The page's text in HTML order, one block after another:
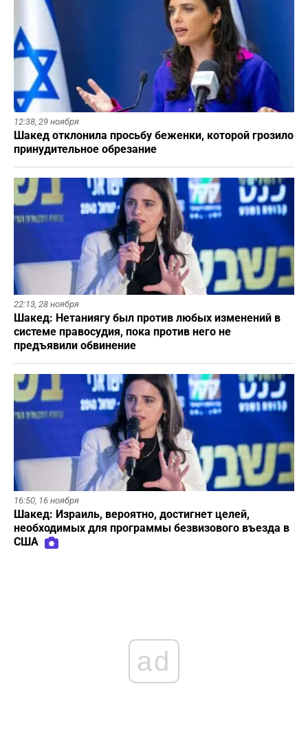
12:38, 29 ноября
Шакед отклонила просьбу беженки, которой грозило
принудительное обрезание
22:13, 28 ноября
Шакед: Нетаниягу был против любых изменений в
системе правосудия, пока против него не
предъявили обвинение
16:50, 16 ноября
Шакед: Израиль, вероятно, достигнет целей,
необходимых для программы безвизового въезда в
США
ad